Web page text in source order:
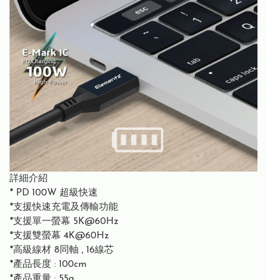
詳細介紹
* PD 100W 超級快速
*支援快速充電及傳輸功能
*支援單一螢幕 5K@60Hz
*支援雙螢幕 4K@60Hz
*高級線材 8同軸 , 16線芯
*產品長度 : 100cm